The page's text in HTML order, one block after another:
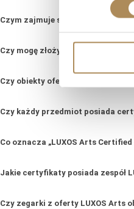
Czym zajmuje się LUXOS Arts?
Czy mogę złożyć indywidualne
Czy obiekty oferowane przez
Czy każdy przedmiot posiada
Co oznacza „LUXOS Arts Certified
Jakie certyfikaty posiada zespół
Czy zegarki z oferty LUXOS Arts